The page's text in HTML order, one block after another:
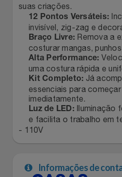
Óculos
Papelaria
Páscoa
Perfumaria
Perfume
Perfumes
Oster
Perfumes & Cosméticos
Ponto Frio
Portal Das Malas
Porto Brasil
Safe – Escola De Aviação
suas criações.
12 Pontos Versáteis:
invisível, zig-zag e
Braço Livre: Remova a
costurar mangas,
Alta Performance:
uma costura rápida e
Kit Completo: Já
essenciais para
imediatamente.
Luz de LED:Iluminação
e facilita o trabalho em
- 110V
Informações de